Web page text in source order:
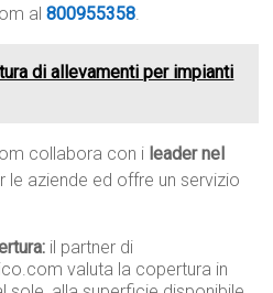
al800955358.
di allevamenti per impianti
collabora con i leader nel
le aziende ed offre un servizio
il partner di
valuta la copertura in